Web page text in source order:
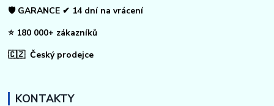
🛡️ GARANCE ✔ 14 dní na vrácení
⭐ 180 000+ zákazníků
🇨🇿 Český prodejce
KONTAKTY